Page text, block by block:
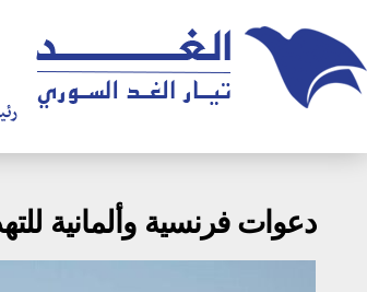
دعوات فرنسية وألمانية